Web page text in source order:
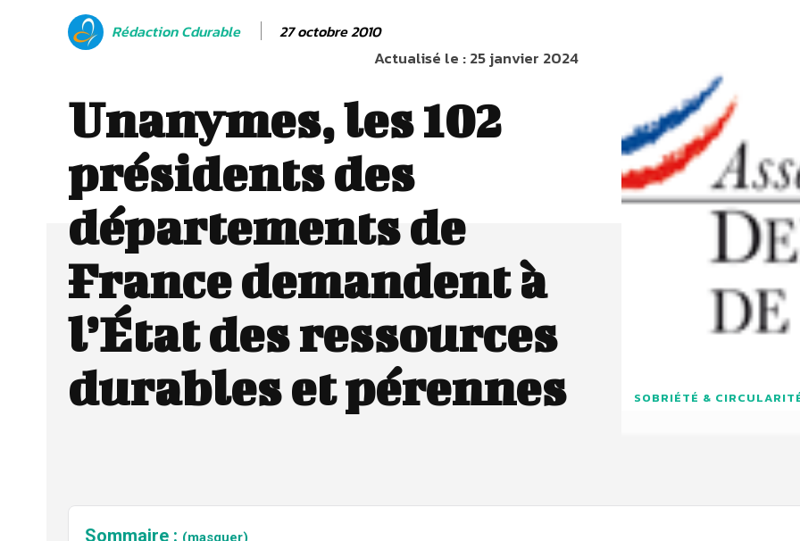
Rédaction Cdurable 27 octobre 2010
Actualisé le :25 janvier 2024
Unanymes, les 102
présidents des
départements de
France demandent à
l’État des ressources
durables et pérennes
SOBRIÉTÉ &
Sommaire : (masquer)